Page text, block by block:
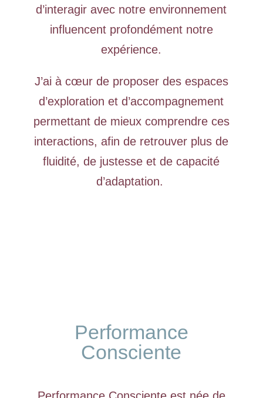
d’interagir avec notre environnement
influencent profondément notre
expérience.
J’ai à cœur de proposer des espaces
d’exploration et d’accompagnement
permettant de mieux comprendre ces
interactions, afin de retrouver plus de
fluidité, de justesse et de capacité
d’adaptation.
Performance
Consciente